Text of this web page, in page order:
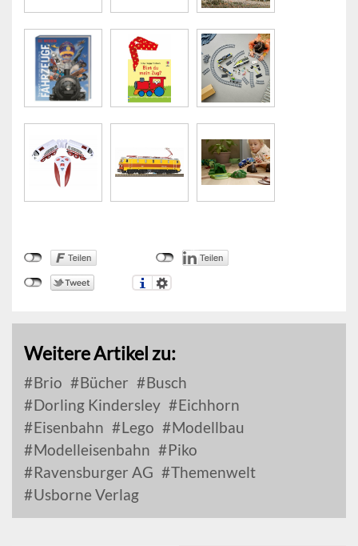
Weitere Artikel zu:
Brio Bücher
Busch
Dorling Kindersley
Eichhorn
Eisenbahn
Lego
Modellbau
Modelleisenbahn
Piko
Ravensburger AG
Themenwelt
Usborne Verlag